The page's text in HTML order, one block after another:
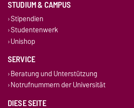
STUDIUM & CAMPUS
Stipendien
Studentenwerk
Unishop
SERVICE
Beratung und Unterstützung
Notrufnummern der Universität
DIESE SEITE